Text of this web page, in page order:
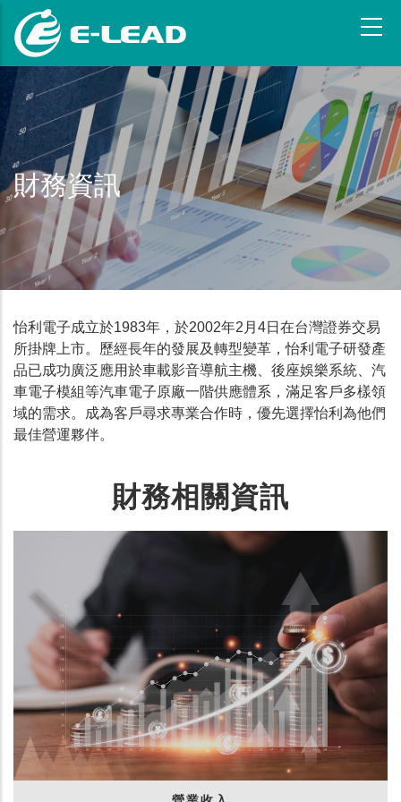
主
要
内
容
財務資訊
怡利電子成立於1983年，於2002年2月4日在台灣證券交易
所掛牌上市。歷經長年的發展及轉型變革，怡利電子研發產
品已成功廣泛應用於車載影音導航主機、後座娛樂系統、汽
車電子模組等汽車電子原廠一階供應體系，滿足客戶多樣領
域的需求。成為客戶尋求專業合作時，優先選擇怡利為他們
最佳營運夥伴。
財務相關資訊